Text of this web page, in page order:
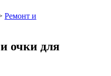
Ремонт и
очки для